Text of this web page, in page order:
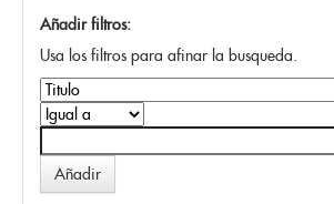
Añadir filtros:
Usa los filtros para afinar la busqueda.